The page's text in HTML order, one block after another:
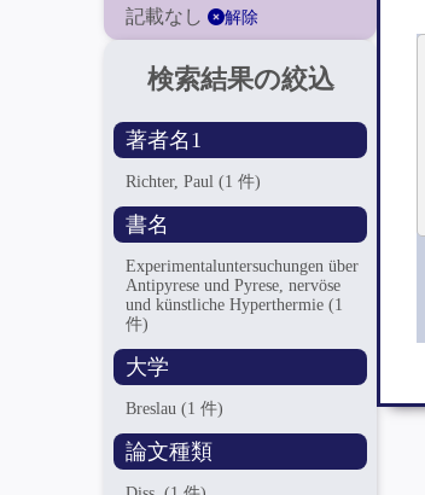
記載なし
解除
検索結果の絞込
著者名1
Richter, Paul(1 件)
書名
Experimentaluntersuchungen über
Antipyrese und Pyrese, nervöse
und künstliche Hyperthermie(1
件)
大学
Breslau(1 件)
論文種類